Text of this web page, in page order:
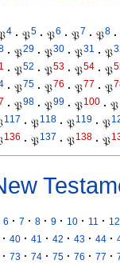
4 · 𝔓5 · 𝔓6 · 𝔓7 · 𝔓8 ·
· 𝔓29 · 𝔓30 · 𝔓31 · 𝔓
· 𝔓52 · 𝔓53 · 𝔓54 · 𝔓
· 𝔓75 · 𝔓76 · 𝔓77 · 𝔓
· 𝔓98 · 𝔓99 · 𝔓100 · 𝔓
117 · 𝔓118 · 𝔓119 · 𝔓
136 · 𝔓137 · 𝔓138 · 𝔓
6 · 7 · 8 · 9 · 10 · 11 · 12
· 40 · 41 · 42 · 43 · 44 ·
· 73 · 74 · 75 · 76 · 77 ·